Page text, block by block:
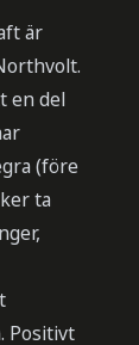
är
en del
(före
ta
Positivt